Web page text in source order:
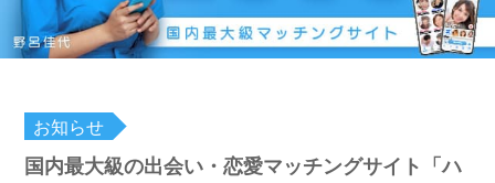
お知らせ
国内最大級の出会い・恋愛マッチングサイト「ハ